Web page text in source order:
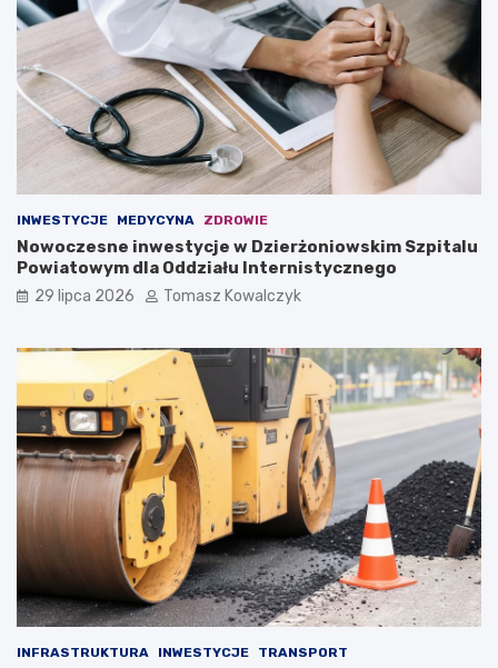
INWESTYCJE MEDYCYNA ZDROWIE
Nowoczesne inwestycje w Dzierżoniowskim Szpitalu
Powiatowym dla Oddziału Internistycznego
29 lipca 2026 Tomasz Kowalczyk
INFRASTRUKTURA INWESTYCJE TRANSPORT